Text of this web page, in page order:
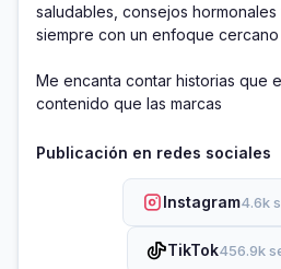
saludables, consejos
siempre con un enfoque
Me encanta contar historias que
contenido que las marcas
Publicación en redes sociales
Instagram4.6k
TikTok456.9k